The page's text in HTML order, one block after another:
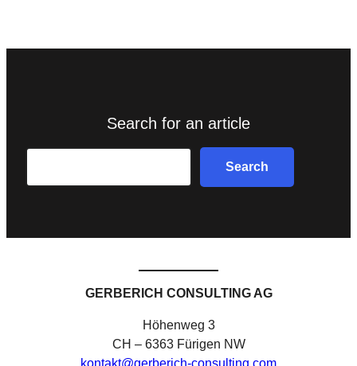
Search for an article
Search
GERBERICH CONSULTING AG
Höhenweg 3
CH – 6363 Fürigen NW
kontakt@gerberich-consulting.com